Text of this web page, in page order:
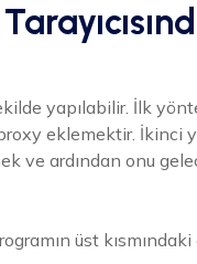
yapılabilir. İlk
eklemektir. İkinci
ve ardından onu
üst